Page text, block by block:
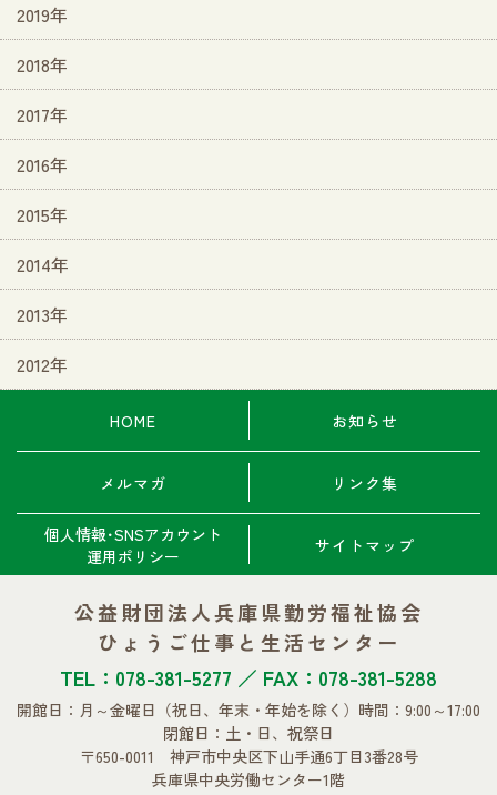
2019年
2018年
2017年
2016年
2015年
2014年
2013年
2012年
HOME お知らせ
メルマガ リンク集
個人情報･SNSアカウント
運用ポリシー
サイトマップ
公益財団法人兵庫県勤労福祉協会
ひょうご仕事と生活センター
TEL：078-381-5277 ／ FAX：078-381-5288
開館日：月～金曜日 （祝日、年末・年始を除く） 時間：9:00～17:00
閉館日：土・日、祝祭日
〒650-0011 神戸市中央区下山手通6丁目3番28号
兵庫県中央労働センター1階